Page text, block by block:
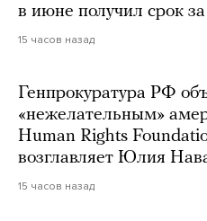
в июне получил срок
15 часов назад
Генпрокуратура РФ
«нежелательным»
Human Rights
возглавляет Юлия
15 часов назад